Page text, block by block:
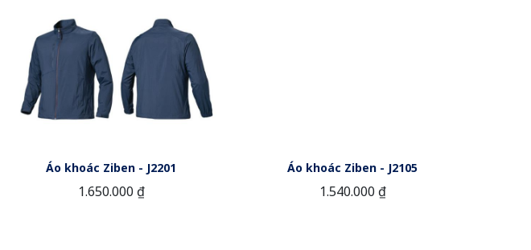
Áo khoác Ziben - J2201
1.650.000 ₫
Áo khoác Ziben - J2105
1.540.000 ₫